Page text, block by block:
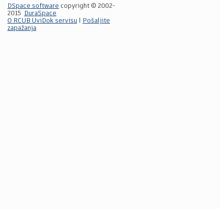
DSpace software copyright © 2002-
2015
DuraSpace
O RCUB UviDok servisu
Pošaljite
zapažanja